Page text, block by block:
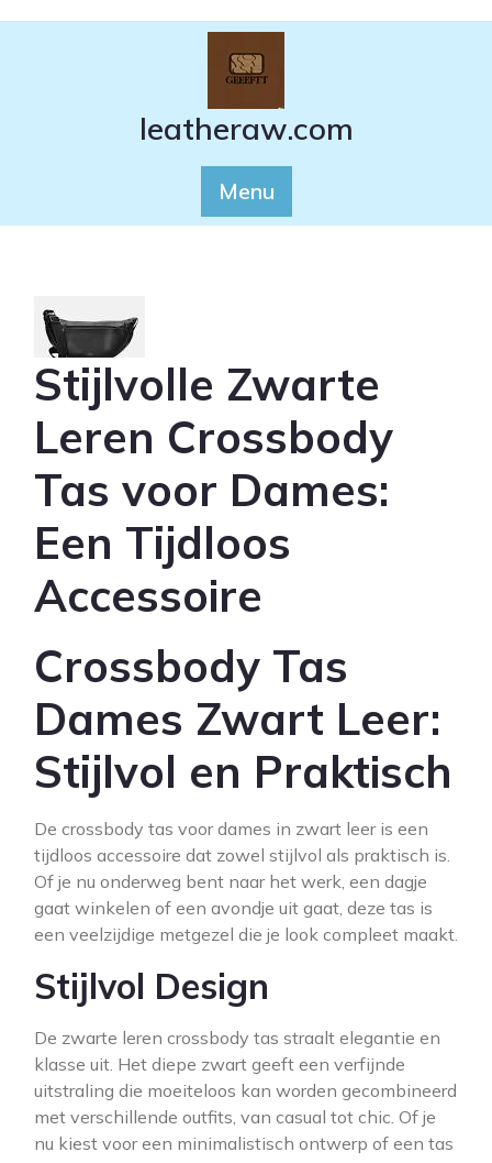
leatheraw.com
Menu
Stijlvolle Zwarte
Leren Crossbody
Tas voor Dames:
Een Tijdloos
Accessoire
Crossbody Tas
Dames Zwart Leer:
Stijlvol en Praktisch
De crossbody tas voor dames in zwart leer is een
tijdloos accessoire dat zowel stijlvol als praktisch is.
Of je nu onderweg bent naar het werk, een dagje
gaat winkelen of een avondje uit gaat, deze tas is
een veelzijdige metgezel die je look compleet maakt.
Stijlvol Design
De zwarte leren crossbody tas straalt elegantie en
klasse uit. Het diepe zwart geeft een verfijnde
uitstraling die moeiteloos kan worden gecombineerd
met verschillende outfits, van casual tot chic. Of je
nu kiest voor een minimalistisch ontwerp of een tas